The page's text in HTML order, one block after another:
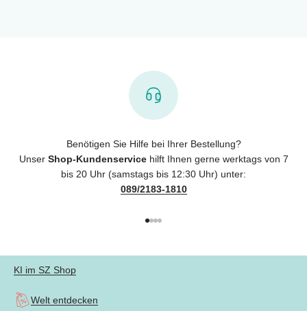
Benötigen Sie Hilfe bei Ihrer Bestellung?
Unser Shop-Kundenservicehilft Ihnen gerne werktags von 7
bis 20 Uhr (samstags bis 12:30 Uhr) unter:
089/2183-1810
KI im SZ Shop
Welt entdecken